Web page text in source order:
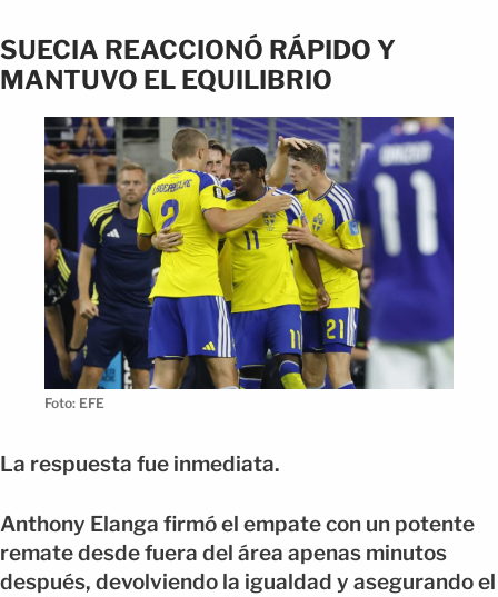
SUECIA REACCIONÓ RÁPIDO Y
MANTUVO EL EQUILIBRIO
Foto: EFE
La respuesta fue inmediata.
Anthony Elanga firmó el empate con un potente
remate desde fuera del área apenas minutos
después, devolviendo la igualdad y asegurando el